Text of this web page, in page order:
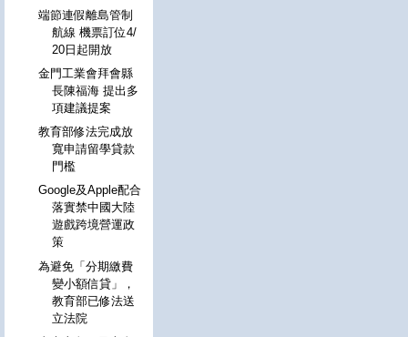
端節連假離島管制
航線 機票訂位4/
20日起開放
金門工業會拜會縣
長陳福海 提出多
項建議提案
教育部修法完成放
寬申請留學貸款
門檻
Google及Apple配合
落實禁中國大陸
遊戲跨境營運政
策
為避免「分期繳費
變小額信貸」，
教育部已修法送
立法院